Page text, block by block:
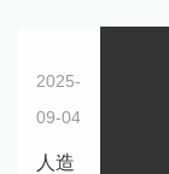
2025-
09-04
人造